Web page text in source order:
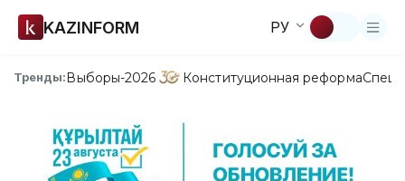
KAZINFORM РУ
Тренды:Выборы-2026 Конституционная реформа